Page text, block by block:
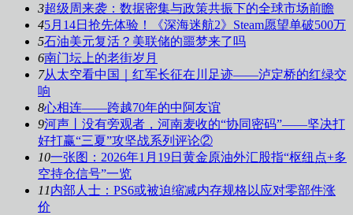
3超级周来袭：数据密集与政策共振下的全球市场前瞻
45月14日抢先体验！《深海迷航2》Steam愿望单破500万
5石油美元复活？美联储的噩梦来了吗
6南门坛上的老街岁月
7从太空看中国｜红军长征在川足迹——泸定桥的红绿交
响
8心相连——跨越70年的中阿友谊
9河声丨没有旁观者，河南麦收的“协同密码”——坚决打
好打赢“三夏”攻坚战系列评论②
10一张图：2026年1月19日黄金原油外汇股指“枢纽点+多
空持仓信号”一览
11内部人士：PS6或被迫缩减内存规格以应对零部件涨
价